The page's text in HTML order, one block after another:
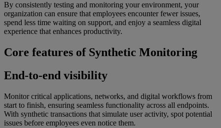
By consistently testing and monitoring your environment, your
organization can ensure that employees encounter fewer issues,
spend less time waiting on support, and enjoy a seamless digital
experience that enhances productivity.
Core features of Synthetic Monitoring
End-to-end visibility
Monitor critical applications, networks, and digital workflows from
start to finish, ensuring seamless functionality across all endpoints.
With synthetic transactions that simulate user activity, spot potential
issues before employees even notice them.